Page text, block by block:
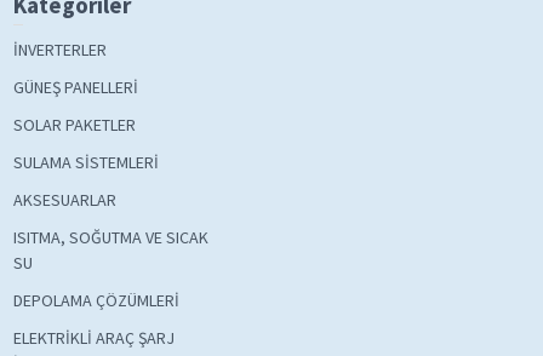
İNVERTERLER
GÜNEŞ PANELLERİ
SOLAR PAKETLER
SULAMA SİSTEMLERİ
AKSESUARLAR
ISITMA, SOĞUTMA VE SICAK
SU
DEPOLAMA ÇÖZÜMLERİ
ELEKTRİKLİ ARAÇ ŞARJ